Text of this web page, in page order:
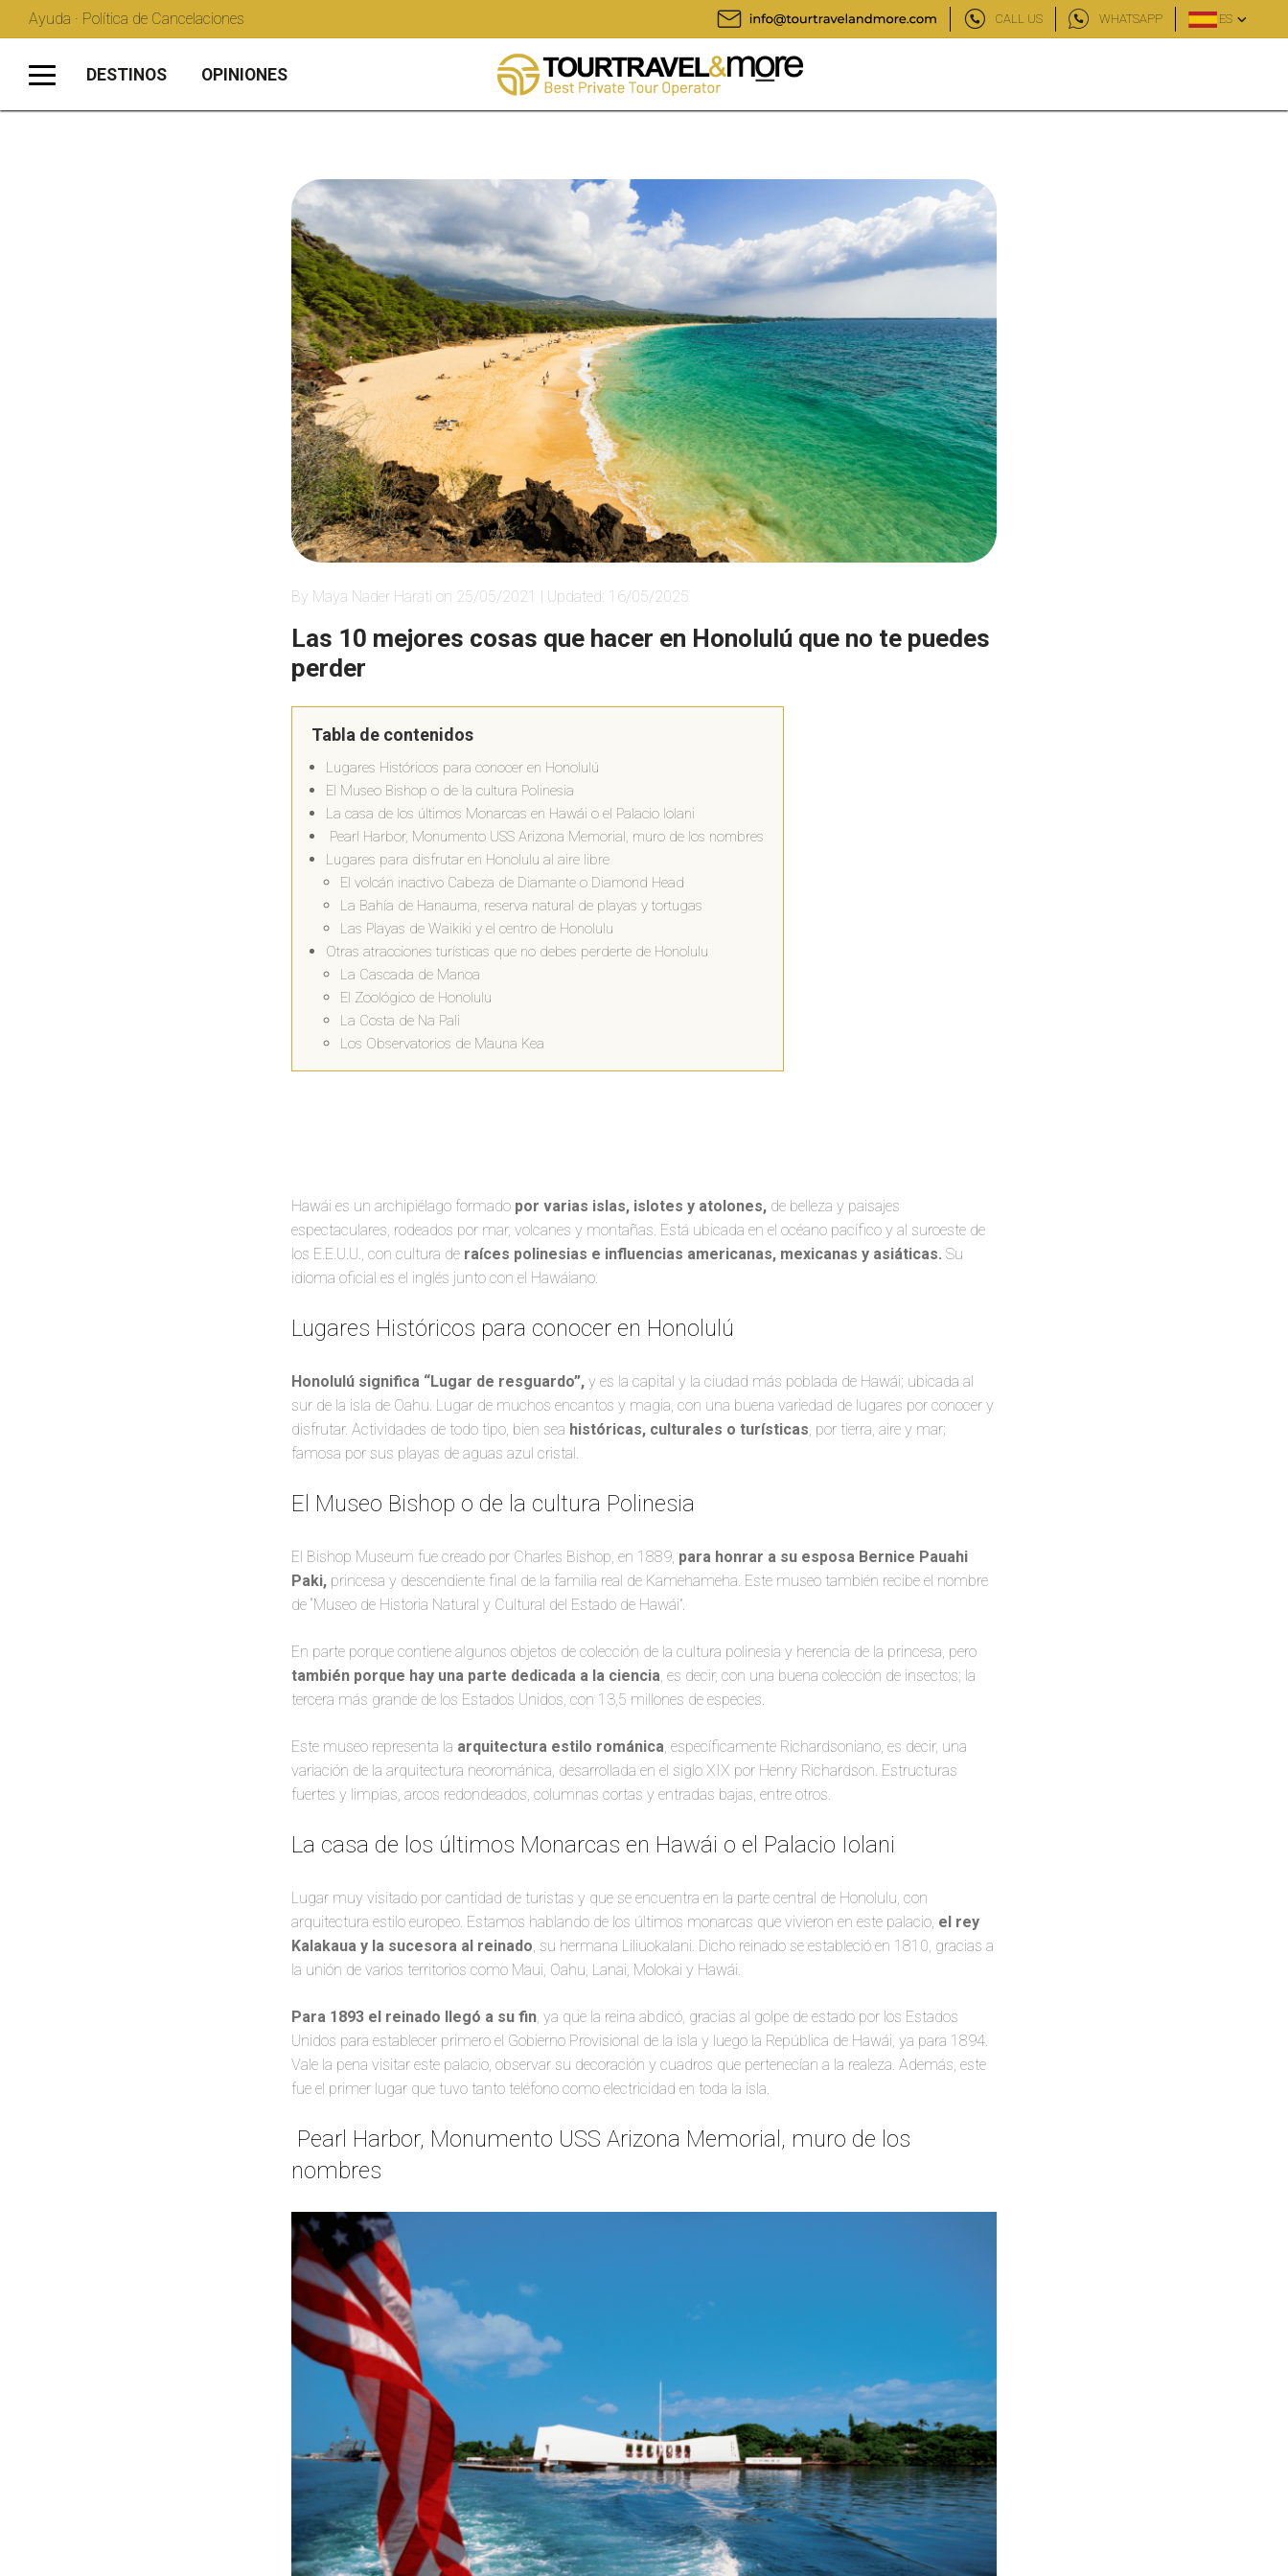
Ayuda · Política de Cancelaciones CALL US WHATSAPP ES
DESTINOS OPINIONES
By Maya Nader Harati on 25/05/2021 | Updated: 16/05/2025
Las 10 mejores cosas que hacer en Honolulú que no te puedes
perder
Tabla de contenidos
Lugares Históricos para conocer en Honolulú
El Museo Bishop o de la cultura Polinesia
La casa de los últimos Monarcas en Hawái o el Palacio Iolani
Pearl Harbor, Monumento USS Arizona Memorial, muro de los nombres
Lugares para disfrutar en Honolulu al aire libre
El volcán inactivo Cabeza de Diamante o Diamond Head
La Bahía de Hanauma, reserva natural de playas y tortugas
Las Playas de Waikiki y el centro de Honolulu
Otras atracciones turísticas que no debes perderte de Honolulu
La Cascada de Manoa
El Zoológico de Honolulu
La Costa de Na Pali
Los Observatorios de Mauna Kea
Hawái es un archipiélago formado por varias islas, islotes y atolones, de belleza y paisajes
espectaculares, rodeados por mar, volcanes y montañas. Está ubicada en el océano pacífico y al suroeste de
los E.E.U.U., con cultura de raíces polinesias e influencias americanas, mexicanas y asiáticas. Su
idioma oficial es el inglés junto con el Hawáiano.
Lugares Históricos para conocer en Honolulú
Honolulú significa “Lugar de resguardo”, y es la capital y la ciudad más poblada de Hawái; ubicada al
sur de la isla de Oahu. Lugar de muchos encantos y magia, con una buena variedad de lugares por conocer y
disfrutar. Actividades de todo tipo, bien sea históricas, culturales o turísticas, por tierra, aire y mar;
famosa por sus playas de aguas azul cristal.
El Museo Bishop o de la cultura Polinesia
El Bishop Museum fue creado por Charles Bishop, en 1889, para honrar a su esposa Bernice Pauahi
Paki, princesa y descendiente final de la familia real de Kamehameha. Este museo también recibe el nombre
de “Museo de Historia Natural y Cultural del Estado de Hawái”.
En parte porque contiene algunos objetos de colección de la cultura polinesia y herencia de la princesa, pero
también porque hay una parte dedicada a la ciencia, es decir, con una buena colección de insectos; la
tercera más grande de los Estados Unidos, con 13,5 millones de especies.
Este museo representa la arquitectura estilo románica, específicamente Richardsoniano, es decir, una
variación de la arquitectura neorománica, desarrollada en el siglo XIX por Henry Richardson. Estructuras
fuertes y limpias, arcos redondeados, columnas cortas y entradas bajas, entre otros.
La casa de los últimos Monarcas en Hawái o el Palacio Iolani
Lugar muy visitado por cantidad de turistas y que se encuentra en la parte central de Honolulu, con
arquitectura estilo europeo. Estamos hablando de los últimos monarcas que vivieron en este palacio, el rey
Kalakaua y la sucesora al reinado, su hermana Liliuokalani. Dicho reinado se estableció en 1810, gracias a
la unión de varios territorios como Maui, Oahu, Lanai, Molokai y Hawái.
Para 1893 el reinado llegó a su fin, ya que la reina abdicó, gracias al golpe de estado por los Estados
Unidos para establecer primero el Gobierno Provisional de la isla y luego la República de Hawái, ya para 1894.
Vale la pena visitar este palacio, observar su decoración y cuadros que pertenecían a la realeza. Además, este
fue el primer lugar que tuvo tanto teléfono como electricidad en toda la isla.
Pearl Harbor, Monumento USS Arizona Memorial, muro de los
nombres